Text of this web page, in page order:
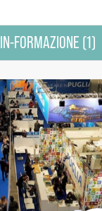
IN-FORMAZIONE (1)